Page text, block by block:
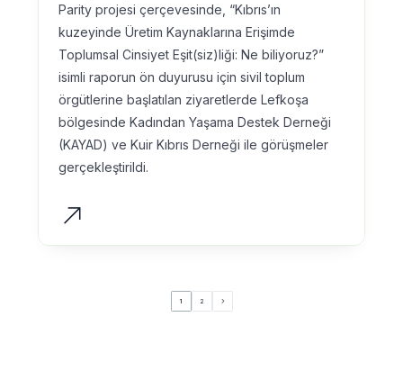
Parity projesi çerçevesinde, “Kıbrıs’ın
kuzeyinde Üretim Kaynaklarına Erişimde
Toplumsal Cinsiyet Eşit(siz)liği: Ne biliyoruz?”
isimli raporun ön duyurusu için sivil toplum
örgütlerine başlatılan ziyaretlerde Lefkoşa
bölgesinde Kadından Yaşama Destek Derneği
(KAYAD) ve Kuir Kıbrıs Derneği ile görüşmeler
gerçekleştirildi.
1 2